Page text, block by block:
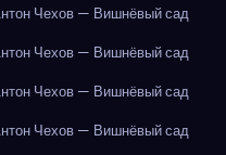
Чехов — Вишнёвый сад
Чехов — Вишнёвый сад
Чехов — Вишнёвый сад
Чехов — Вишнёвый сад